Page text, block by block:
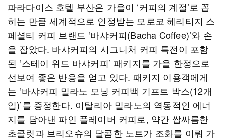
파라다이스 호텔 부산은 가을이 ‘커피의 계절’로 꼽
히는 만큼 세계적으로 인정받는 모로코 헤리티지 스
페셜티 커피 브랜드 ‘바샤커피(Bacha Coffee)’와 손
을 잡았다. 바샤커피의 시그니처 커피 특전이 포함
된 ‘스테이 위드 바샤커피’ 패키지를 가을 한정으로
선보여 좋은 반응을 얻고 있다. 패키지 이용객에게
는 ‘바샤커피 밀라노 모닝 커피백 기프트 박스(12개
입)’를 증정한다. 이탈리아 밀라노의 역동적인 에너
지를 담아낸 파인 플레이버 커피로, 약간 쌉싸름한
초콜릿과 브리오슈의 달콤한 노트가 조화를 이뤄 가